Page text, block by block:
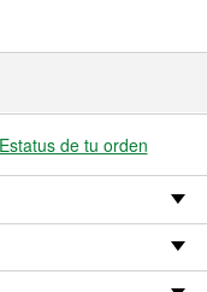
Estatus de tu orden